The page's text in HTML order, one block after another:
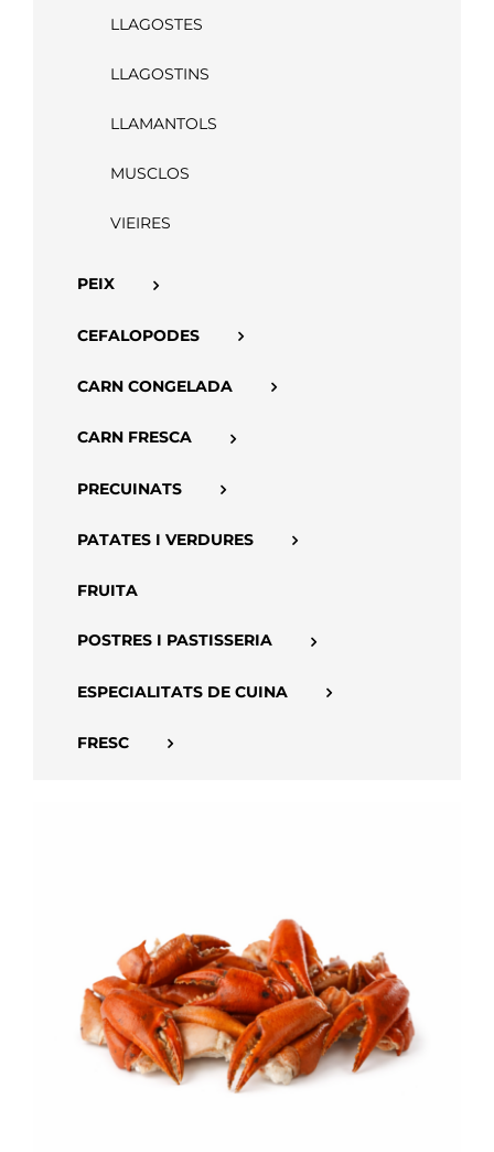
LLAGOSTES
LLAGOSTINS
LLAMANTOLS
MUSCLOS
VIEIRES
PEIX
CEFALOPODES
CARN CONGELADA
CARN FRESCA
PRECUINATS
PATATES I VERDURES
FRUITA
POSTRES I PASTISSERIA
ESPECIALITATS DE CUINA
FRESC